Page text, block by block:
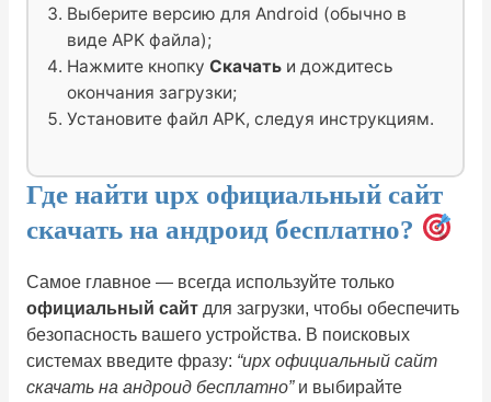
Выберите версию для Android (обычно в
виде APK файла);
Нажмите кнопку Скачатьи дождитесь
окончания загрузки;
Установите файл APK, следуя инструкциям.
Где найти upx официальный сайт
скачать на андроид бесплатно?
Самое главное — всегда используйте только
официальный сайтдля загрузки, чтобы обеспечить
безопасность вашего устройства. В поисковых
системах введите фразу: “upx официальный сайт
скачать на андроид бесплатно”и выбирайте